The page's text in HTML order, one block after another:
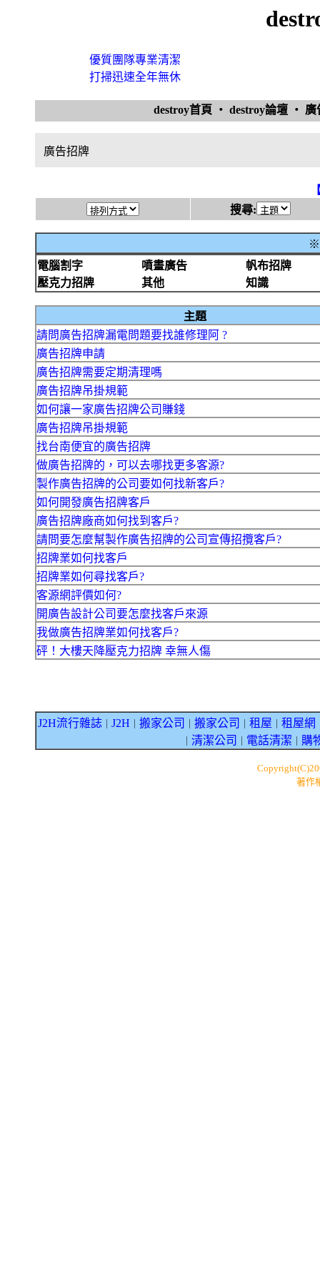
優質團隊專業清潔
打掃迅速全年無休
destroy首頁 ‧ destroy論壇 ‧
廣告招牌
搜尋:
※
電腦割字
噴畫廣告
帆布招牌
壓克力招牌
其他 知識
主題
請問廣告招牌漏電問題要找誰修理阿 ?
廣告招牌申請
廣告招牌需要定期清理嗎
廣告招牌吊掛規範
如何讓一家廣告招牌公司賺錢
廣告招牌吊掛規範
找台南便宜的廣告招牌
做廣告招牌的，可以去哪找更多客源?
製作廣告招牌的公司要如何找新客戶?
如何開發廣告招牌客戶
廣告招牌廠商如何找到客戶?
請問要怎麼幫製作廣告招牌的公司宣傳招攬客戶?
招牌業如何找客戶
招牌業如何尋找客戶?
客源網評價如何?
開廣告設計公司要怎麼找客戶來源
我做廣告招牌業如何找客戶?
砰！大樓天降壓克力招牌 幸無人傷
J2H流行雜誌 J2H 搬家公司 搬家公司 租屋 租屋網
清潔公司 電話清潔 購
著作